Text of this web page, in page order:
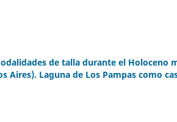
de talla durante el Holoceno
Aires). Laguna de Los Pampas como